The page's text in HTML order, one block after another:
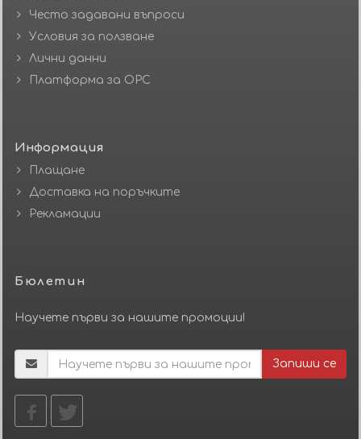
Често задавани въпроси
Условия за ползване
Лични данни
Платформа за ОРС
Информация
Плащане
Доставка на поръчките
Рекламации
Бюлетин
Научете първи за нашите промоции!
Запиши се